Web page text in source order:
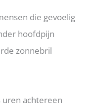
die gevoelig
hoofdpijn
zonnebril
uren achtereen